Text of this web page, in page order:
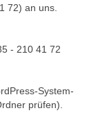
72) an uns.
- 210 41 72
System-
prüfen).